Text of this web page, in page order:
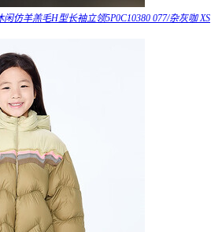
仿羊羔毛H型长袖立领5P0C10380 077/杂灰咖 XS